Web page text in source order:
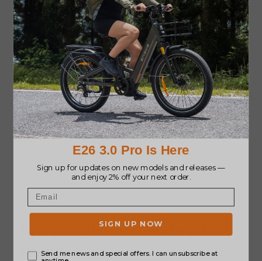
Säkerhetstips för nybörjare
Säkerhet är en viktig aspekt av alla resor.
Använd alltid skyddsutrustning: hjälm,
handskar och reflexer för bättre synlighet på
vägen. Följ trafikreglerna, håll dig till höger och
observera trafiksituationen. Det är viktigt att
synas: tänd strålkastarna och bakljusen, särskilt
vid dålig sikt eller på natten, så att andra
trafikanter kan se dig.
Bygga självförtroende på
vägen